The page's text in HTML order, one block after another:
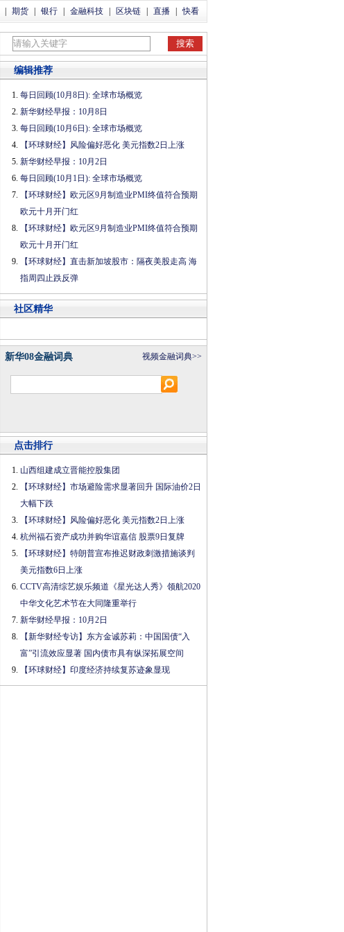
期货 银行 金融科技 区块链 直播 快看
编辑推荐
每日回顾(10月8日): 全球市场概览
新华财经早报：10月8日
每日回顾(10月6日): 全球市场概览
【环球财经】风险偏好恶化 美元指数2日上涨
新华财经早报：10月2日
每日回顾(10月1日): 全球市场概览
【环球财经】欧元区9月制造业PMI终值符合预期
欧元十月开门红
【环球财经】欧元区9月制造业PMI终值符合预期
欧元十月开门红
【环球财经】直击新加坡股市：隔夜美股走高 海
指周四止跌反弹
社区精华
新华08金融词典 视频金融词典>>
点击排行
山西组建成立晋能控股集团
【环球财经】市场避险需求显著回升 国际油价2日
大幅下跌
【环球财经】风险偏好恶化 美元指数2日上涨
杭州福石资产成功并购华谊嘉信 股票9日复牌
【环球财经】特朗普宣布推迟财政刺激措施谈判
美元指数6日上涨
CCTV高清综艺娱乐频道《星光达人秀》领航2020
中华文化艺术节在大同隆重举行
新华财经早报：10月2日
【新华财经专访】东方金诚苏莉：中国国债“入
富”引流效应显著 国内债市具有纵深拓展空间
【环球财经】印度经济持续复苏迹象显现